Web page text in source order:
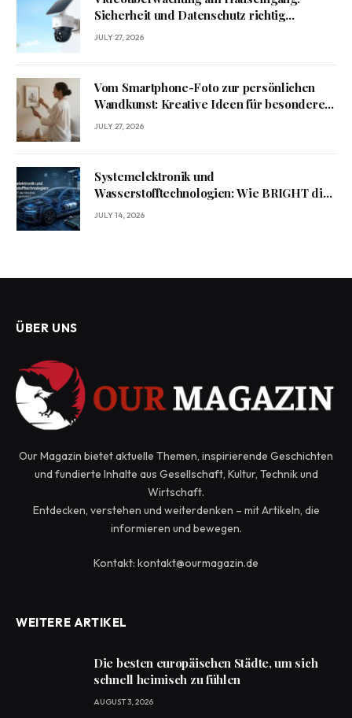
Sicherheit und Datenschutz richtig
verbinden
JULY 27, 2026
Vom Smartphone-Foto zur persönlichen
Wandkunst: Kreative Ideen für besondere
Erinnerungen
JULY 27, 2026
Systemelektronik und
Wasserstofftechnologien: Wie BRIGHT die
Mobilität von morgen gestaltet?
JULY 14, 2026
ÜBER UNS
Our Magazin bietet aktuelle Themen, inspirierende Geschichten
und fundierte Inhalte aus Gesellschaft, Kultur, Technik und
Wirtschaft.
Entdecken, verstehen und weiterdenken – mit Artikeln, die
informieren und bewegen.
Kontakt: kontakt@ourmagazin.de
WEITERE ARTIKEL
Die besten europäischen Städte, um sich
schnell heimisch zu fühlen
AUGUST 3, 2026